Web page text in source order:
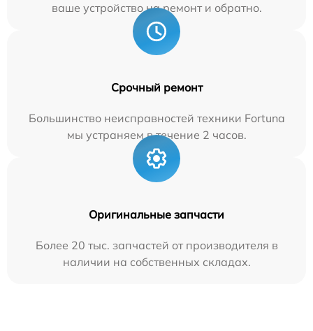
ваше устройство на ремонт и обратно.
Срочный ремонт
Большинство неисправностей техники Fortuna
мы устраняем в течение 2 часов.
Оригинальные запчасти
Более 20 тыс. запчастей от производителя в
наличии на собственных складах.